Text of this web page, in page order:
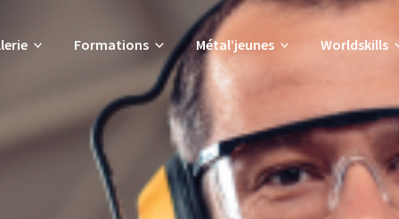
Formations Métal’jeunes Worldskills